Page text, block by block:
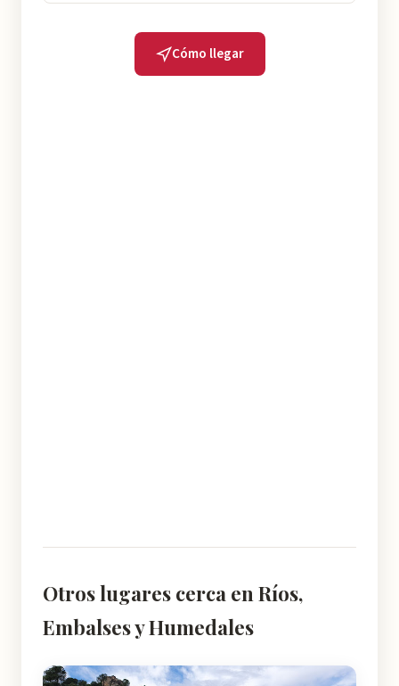
Cómo llegar
Otros lugares cerca en Ríos,
Embalses y Humedales